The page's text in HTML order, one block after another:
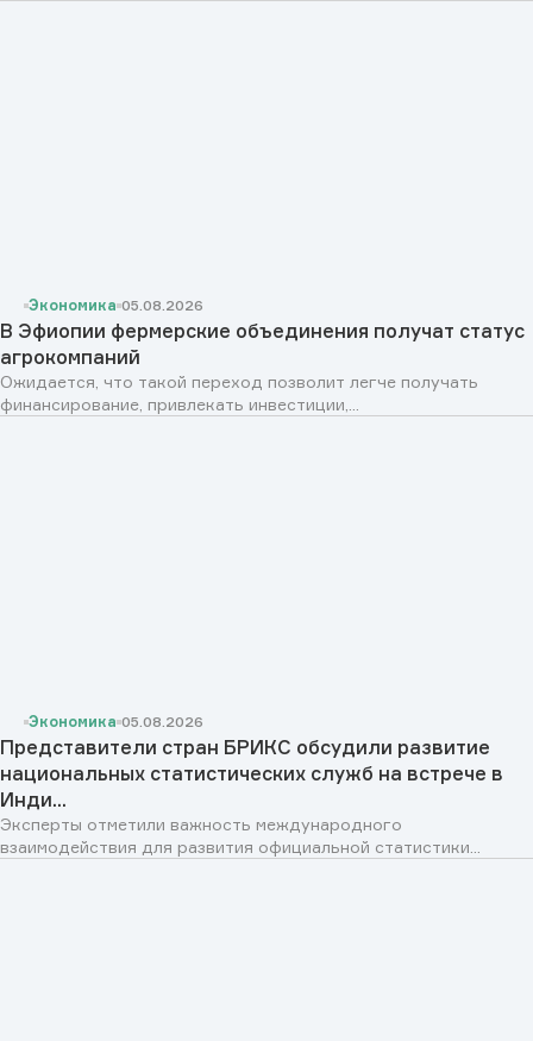
Экономика 05.08.2026
В Эфиопии фермерские объединения получат статус
агрокомпаний
Ожидается, что такой переход позволит легче получать
финансирование, привлекать инвестиции,...
Экономика 05.08.2026
Представители стран БРИКС обсудили развитие
национальных статистических служб на встрече в
Инди...
Эксперты отметили важность международного
взаимодействия для развития официальной статистики...